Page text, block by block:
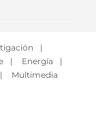
|
| Energía
|
| Multimedia